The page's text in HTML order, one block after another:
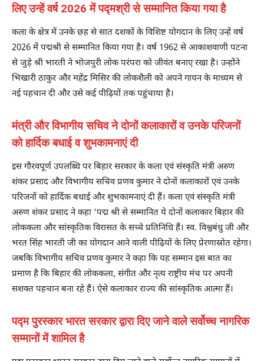
लिए उन्हें वर्ष 2026 में पद्मश्री से सम्मानित किया गया है
कला के क्षेत्र में उनके छह से सात दशकों के विशिष्ट योगदान के लिए उन्हें वर्ष
2026 में पद्मश्री से सम्मानित किया गया है। वर्ष 1962 से आकाशवाणी पटना
से जुड़े श्री भारती ने भोजपुरी लोक परंपरा को जीवंत बनाए रखा है। उन्होंने
भिखारी ठाकुर और महेंद्र मिसिर की लोकशैली को अपने गायन के माध्यम से
नई पहचान दी और उसे कई पीढ़ियों तक पहुंचाया है।
मंत्री और विभागीय सचिव ने दोनों कलाकारों व उनके परिजनों
को हार्दिक बधाई व शुभकामनाएं दी
इस गौरवपूर्ण उपलब्धि पर बिहार सरकार के कला एवं संस्कृति मंत्री अरुण
शंकर प्रसाद और विभागीय सचिव प्रणव कुमार ने दोनों कलाकारों एवं उनके
परिजनों को हार्दिक बधाई और शुभकामनाएं दी हैं। कला एवं संस्कृति मंत्री
अरुण शंकर प्रसाद ने कहा ‘पद्म श्री से सम्मानित ये दोनों कलाकार बिहार की
लोककला और सांस्कृतिक विरासत के सच्चे प्रतिनिधि हैं। स्व. विश्वबंधु जी और
भरत सिंह भारती जी का योगदान आने वाली पीढ़ियों के लिए प्रेरणास्रोत रहेगा।
जबकि विभागीय सचिव प्रणव कुमार ने कहा कि यह सम्मान इस बात का
प्रमाण है कि बिहार की लोककला, संगीत और नृत्य राष्ट्रीय मंच पर अपनी
सशक्त पहचान बना रहे हैं। ऐसे कलाकार राज्य की सांस्कृतिक आत्मा हैं।
पद्म पुरस्कार भारत सरकार द्वारा दिए जाने वाले सर्वोच्च नागरिक
सम्मानों में शामिल है